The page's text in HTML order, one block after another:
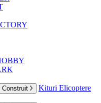
Construit
Kituri Elicoptere